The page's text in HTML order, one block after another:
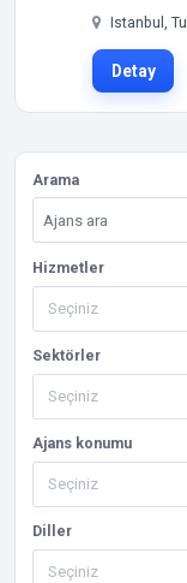
Istanbul,
Detay
Arama
Hizmetler
Sektörler
Ajans konumu
Diller